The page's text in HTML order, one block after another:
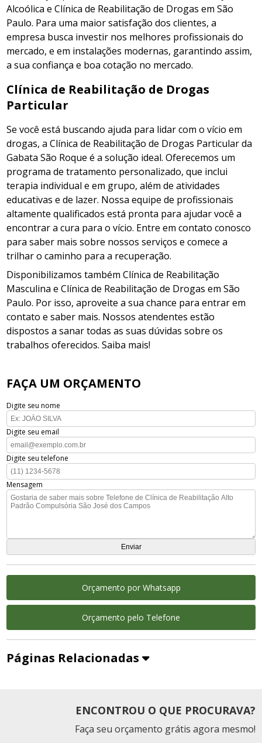
Alcoólica e Clínica de Reabilitação de Drogas em São
Paulo. Para uma maior satisfação dos clientes, a
empresa busca investir nos melhores profissionais do
mercado, e em instalações modernas, garantindo assim,
a sua confiança e boa cotação no mercado.
Clínica de Reabilitação de Drogas
Particular
Se você está buscando ajuda para lidar com o vício em
drogas, a Clínica de Reabilitação de Drogas Particular da
Gabata São Roque é a solução ideal. Oferecemos um
programa de tratamento personalizado, que inclui
terapia individual e em grupo, além de atividades
educativas e de lazer. Nossa equipe de profissionais
altamente qualificados está pronta para ajudar você a
encontrar a cura para o vício. Entre em contato conosco
para saber mais sobre nossos serviços e comece a
trilhar o caminho para a recuperação.
Disponibilizamos também Clínica de Reabilitação
Masculina e Clínica de Reabilitação de Drogas em São
Paulo. Por isso, aproveite a sua chance para entrar em
contato e saber mais. Nossos atendentes estão
dispostos a sanar todas as suas dúvidas sobre os
trabalhos oferecidos. Saiba mais!
FAÇA UM ORÇAMENTO
Digite seu nome
Digite seu email
Digite seu telefone
Mensagem
Orçamento por Whatsapp
Orçamento pelo Telefone
Páginas Relacionadas
ENCONTROU O QUE PROCURAVA?
Faça seu orçamento grátis agora mesmo!